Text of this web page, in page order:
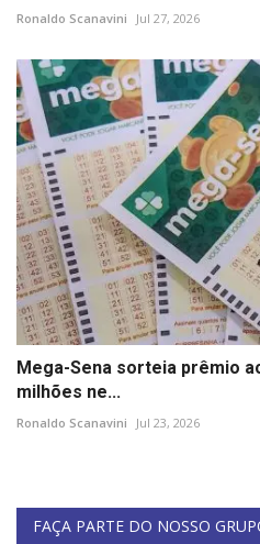
Ronaldo Scanavini Jul 27, 2026
Mega-Sena sorteia prêmio
milhões ne...
Ronaldo Scanavini Jul 23, 2026
FAÇA PARTE DO NOSSO